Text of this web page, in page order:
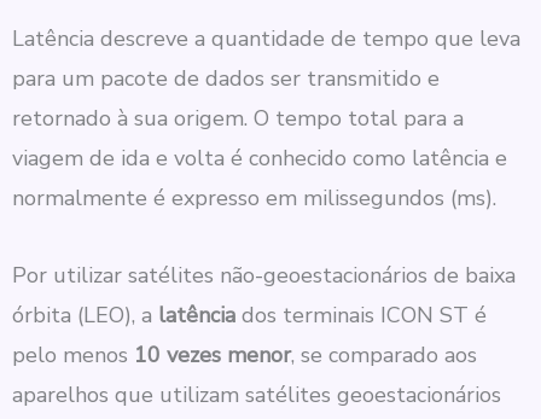
Latência descreve a quantidade de tempo que leva
para um pacote de dados ser transmitido e
retornado à sua origem. O tempo total para a
viagem de ida e volta é conhecido como latência e
normalmente é expresso em milissegundos (ms).
Por utilizar satélites não-geoestacionários de baixa
órbita (LEO), a latência dos terminais ICON ST é
pelo menos 10 vezes menor, se comparado aos
aparelhos que utilizam satélites geoestacionários